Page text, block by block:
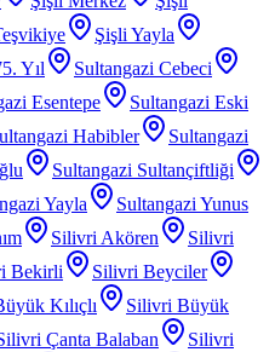
Şişli Yayla
Yıl
Sultangazi Cebeci
Esentepe
Sultangazi Eski
Habibler
Sultangazi
Sultangazi Sultançiftliği
Yayla
Sultangazi Yunus
Silivri Akören
Silivri
Bekirli
Silivri Beyciler
Kılıçlı
Silivri Büyük
Çanta Balaban
Silivri